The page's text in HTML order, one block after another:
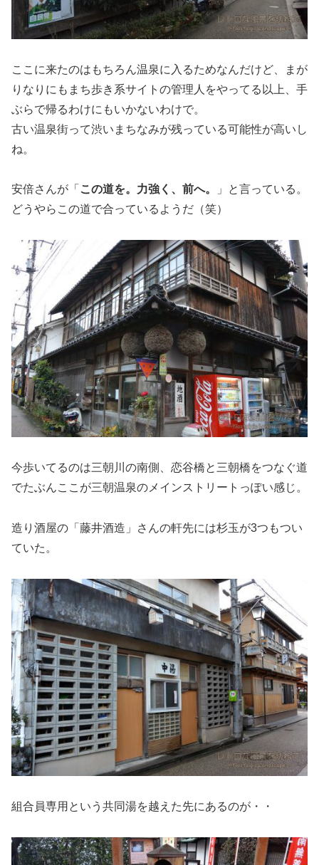
ここに来たのはもちろん温泉に入るためなんだけど、まが
りなりにもまち歩き系サイトの管理人をやってる以上、手
ぶらで帰るわけにもいかないわけで。
古い温泉街って渋いまちなみが残っている可能性が高いし
ね。
安倍さんが「 この道を。力強く、前へ。
」と言っている。
どうやらこの道で合っているようだ（笑）
今歩いてるのは三朝川の南側、恋谷橋と三朝橋をつなぐ道
でたぶんここが三朝温泉のメインストリートっぽい感じ。
造り酒屋の「藤井酒造」さんの軒先には杉玉が3つもつい
ていた。
組合員専用という共同湯を越えた先にあるのが・・